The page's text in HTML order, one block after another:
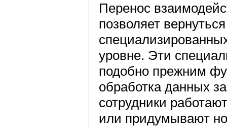
Перенос
позволяет
уровне. Эти
подобно прежним
обработка данных
сотрудники
или придумывают